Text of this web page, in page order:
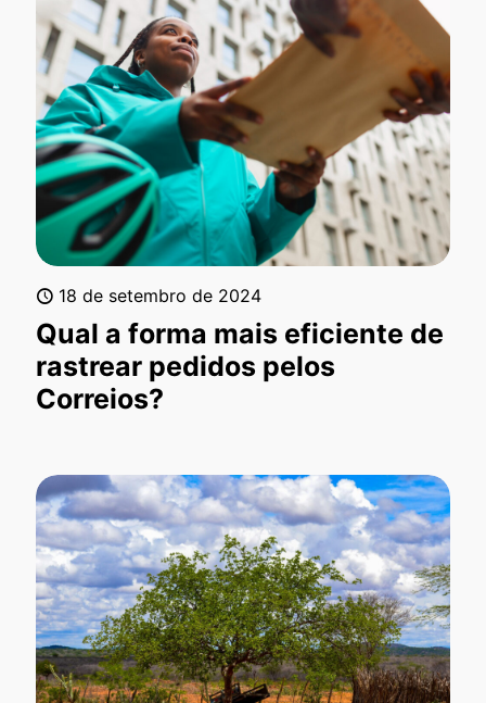
18 de setembro de 2024
Qual a forma mais eficiente de
rastrear pedidos pelos
Correios?